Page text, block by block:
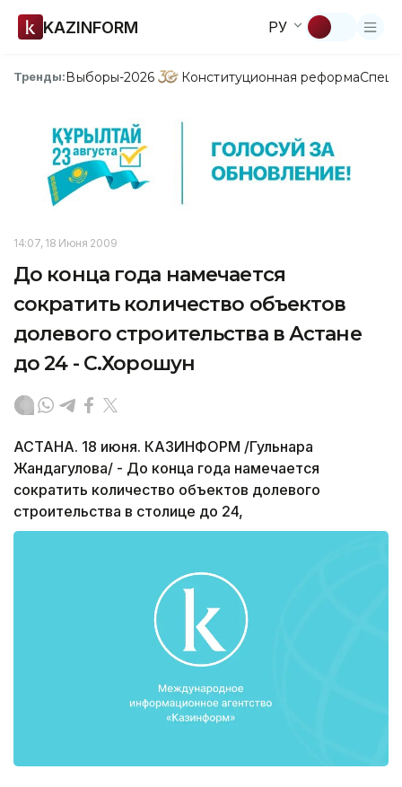
KAZINFORM РУ
Тренды:Выборы-2026 Конституционная реформа
14:07, 18 Июня 2009
До конца года намечается
сократить количество объектов
долевого строительства в Астане
до 24 - С.Хорошун
АСТАНА. 18 июня. КАЗИНФОРМ /Гульнара
Жандагулова/ - До конца года намечается
сократить количество объектов долевого
строительства в столице до 24,